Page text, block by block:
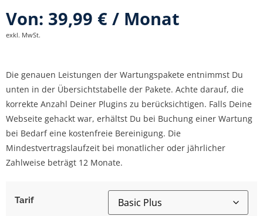
Von: 39,99 € / Monat
exkl. MwSt.
Die genauen Leistungen der Wartungspakete entnimmst Du
unten in der Übersichtstabelle der Pakete. Achte darauf, die
korrekte Anzahl Deiner Plugins zu berücksichtigen. Falls Deine
Webseite gehackt war, erhältst Du bei Buchung einer Wartung
bei Bedarf eine kostenfreie Bereinigung. Die
Mindestvertragslaufzeit bei monatlicher oder jährlicher
Zahlweise beträgt 12 Monate.
Tarif